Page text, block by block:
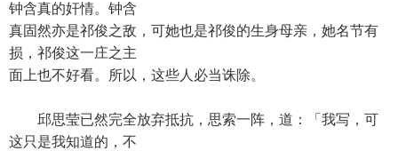
钟含真的奸情。钟含
真固然亦是祁俊之敌，可她也是祁俊的生身母亲，她名节有
损，祁俊这一庄之主
面上也不好看。所以，这些人必当诛除。
邱思莹已然完全放弃抵抗，思索一阵，道：「我写，可
这只是我知道的，不